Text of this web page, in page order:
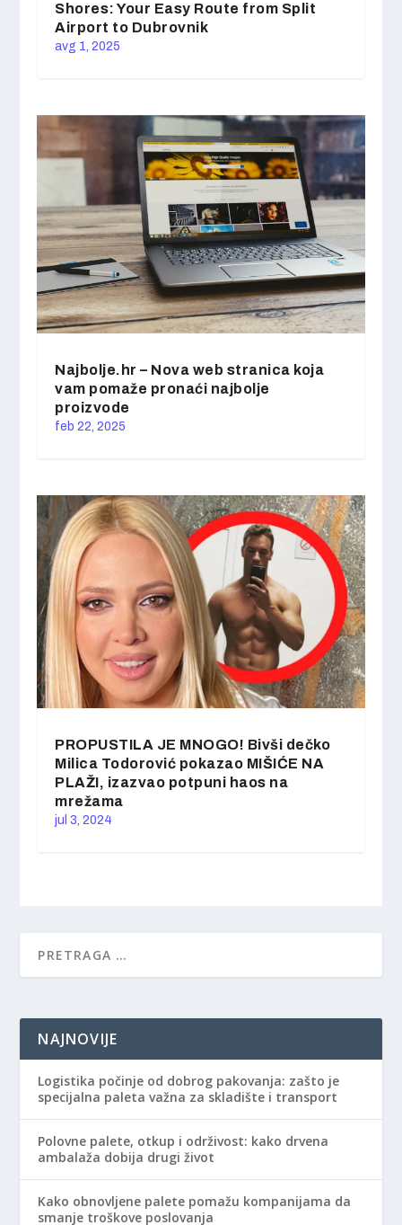
Shores: Your Easy Route from Split
Airport to Dubrovnik
avg 1, 2025
Najbolje.hr – Nova web stranica koja
vam pomaže pronaći najbolje
proizvode
feb 22, 2025
PROPUSTILA JE MNOGO! Bivši dečko
Milica Todorović pokazao MIŠIĆE NA
PLAŽI, izazvao potpuni haos na
mrežama
jul 3, 2024
NAJNOVIJE
Logistika počinje od dobrog pakovanja: zašto je
specijalna paleta važna za skladište i transport
Polovne palete, otkup i održivost: kako drvena
ambalaža dobija drugi život
Kako obnovljene palete pomažu kompanijama da
smanje troškove poslovanja